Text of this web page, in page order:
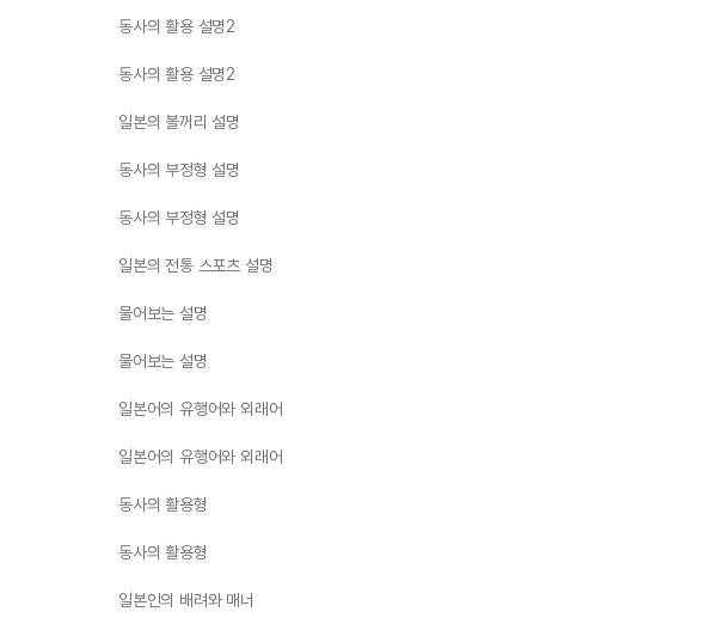
동사의 활용 설명2
동사의 활용 설명2
일본의 볼꺼리 설명
동사의 부정형 설명
동사의 부정형 설명
일본의 전통 스포츠 설명
물어보는 설명
물어보는 설명
일본어의 유행어와 외래어
일본어의 유행어와 외래어
동사의 활용형
동사의 활용형
일본인의 배려와 매너